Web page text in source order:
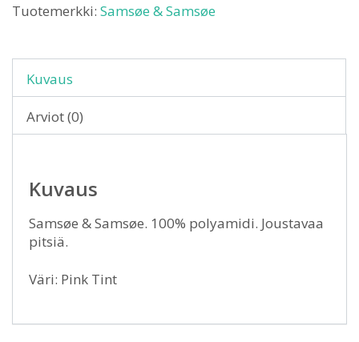
Tuotemerkki: Samsøe & Samsøe
Kuvaus
Arviot (0)
Kuvaus
Samsøe & Samsøe. 100% polyamidi. Joustavaa
pitsiä.
Väri: Pink Tint